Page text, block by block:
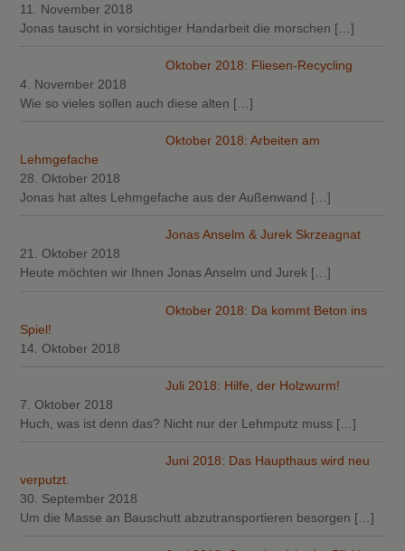
11. November 2018
Jonas tauscht in vorsichtiger Handarbeit die morschen […]
Oktober 2018: Fliesen-Recycling
4. November 2018
Wie so vieles sollen auch diese alten […]
Oktober 2018: Arbeiten am
Lehmgefache
28. Oktober 2018
Jonas hat altes Lehmgefache aus der Außenwand […]
Jonas Anselm & Jurek Skrzeagnat
21. Oktober 2018
Heute möchten wir Ihnen Jonas Anselm und Jurek […]
Oktober 2018: Da kommt Beton ins
Spiel!
14. Oktober 2018
Juli 2018: Hilfe, der Holzwurm!
7. Oktober 2018
Huch, was ist denn das? Nicht nur der Lehmputz muss […]
Juni 2018: Das Haupthaus wird neu
verputzt.
30. September 2018
Um die Masse an Bauschutt abzutransportieren besorgen […]